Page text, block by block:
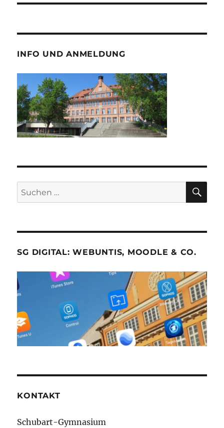
INFO UND ANMELDUNG
Suche
nach:
SG DIGITAL: WEBUNTIS, MOODLE & CO.
KONTAKT
Schubart-Gymnasium